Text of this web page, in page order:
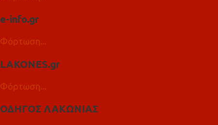
e-info.gr
Φόρτωση...
LAKONES.gr
Φόρτωση...
ΟΔΗΓΟΣ ΛΑΚΩΝΙΑΣ